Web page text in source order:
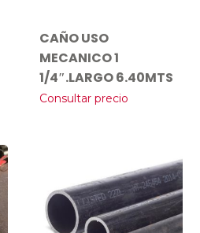
CAÑO USO
MECANICO 1
1/4″.LARGO 6.40MTS
Consultar precio